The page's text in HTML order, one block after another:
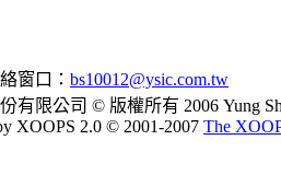
窗口： bs10012@ysic.com.tw
有限公司 © 版權所有 2006 Yung
XOOPS 2.0 © 2001-2007 The